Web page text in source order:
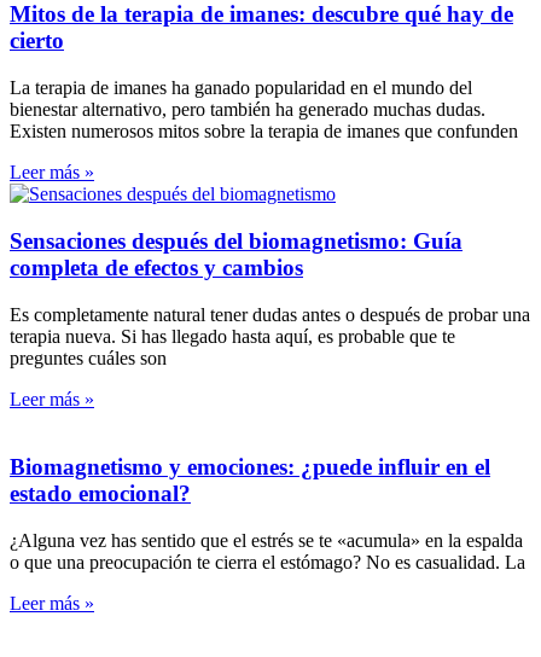
Mitos de la terapia de imanes: descubre qué hay de
cierto
La terapia de imanes ha ganado popularidad en el mundo del
bienestar alternativo, pero también ha generado muchas dudas.
Existen numerosos mitos sobre la terapia de imanes que confunden
Leer más »
Sensaciones después del biomagnetismo: Guía
completa de efectos y cambios
Es completamente natural tener dudas antes o después de probar una
terapia nueva. Si has llegado hasta aquí, es probable que te
preguntes cuáles son
Leer más »
Biomagnetismo y emociones: ¿puede influir en el
estado emocional?
¿Alguna vez has sentido que el estrés se te «acumula» en la espalda
o que una preocupación te cierra el estómago? No es casualidad. La
Leer más »